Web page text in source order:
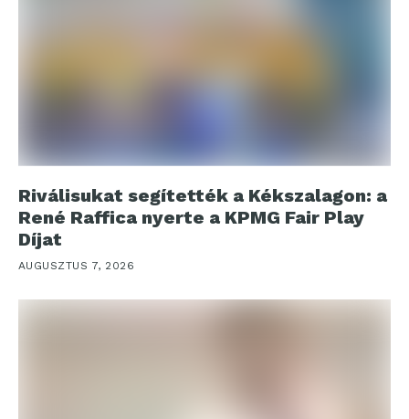
Riválisukat segítették a Kékszalagon: a
René Raffica nyerte a KPMG Fair Play
Díjat
AUGUSZTUS 7, 2026